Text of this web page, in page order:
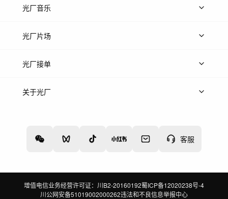
客服
上传图片
光厂音乐
热门音乐
光厂片场
上传案例
光厂接单
上架服务
关于光厂
增值电信业务经营许可证：川B2-20160192蜀ICP备12020238号-4
川公网安备51019002000262违法和不良信息举报中心